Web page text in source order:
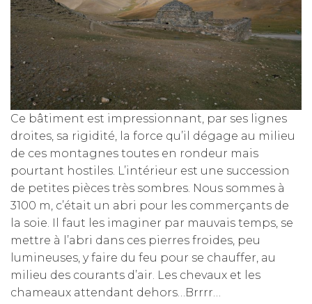
Ce bâtiment est impressionnant, par ses lignes
droites, sa rigidité, la force qu’il dégage au milieu
de ces montagnes toutes en rondeur mais
pourtant hostiles. L’intérieur est une succession
de petites pièces très sombres. Nous sommes à
3100 m, c’était un abri pour les commerçants de
la soie. Il faut les imaginer par mauvais temps, se
mettre à l’abri dans ces pierres froides, peu
lumineuses, y faire du feu pour se chauffer, au
milieu des courants d’air. Les chevaux et les
chameaux attendant dehors…Brrrr…